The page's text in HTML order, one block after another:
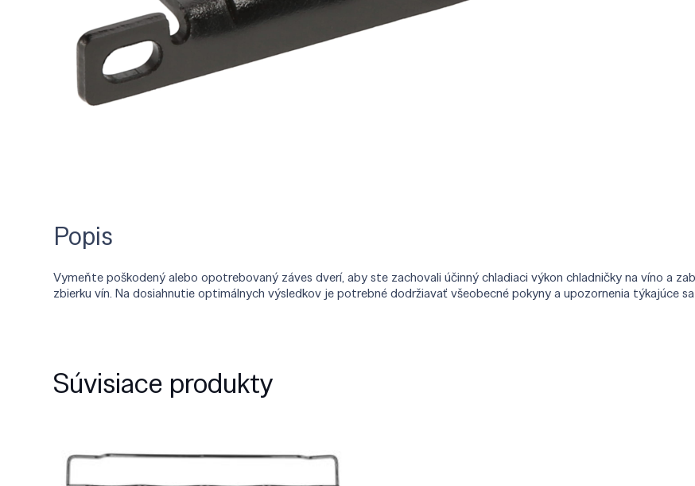
Popis
Vymeňte poškodený alebo opotrebovaný záves dverí, aby ste zachovali účinný chladiaci výkon chladničky na víno a
zbierku vín. Na dosiahnutie optimálnych výsledkov je potrebné dodržiavať všeobecné pokyny a upozornenia týkajúce
Súvisiace produkty